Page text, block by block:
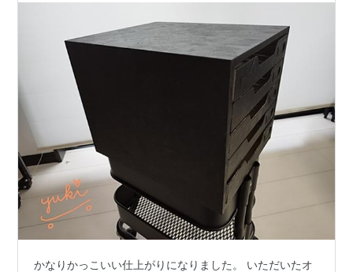
かなりかっこいい仕上がりになりました。 いただいたオ